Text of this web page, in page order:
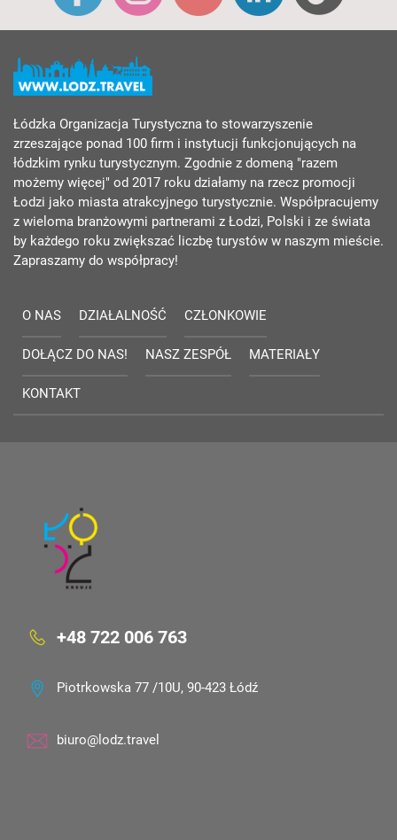
Łódzka Organizacja Turystyczna to stowarzyszenie
zrzeszające ponad 100 firm i instytucji funkcjonujących na
łódzkim rynku turystycznym. Zgodnie z domeną "razem
możemy więcej" od 2017 roku działamy na rzecz promocji
Łodzi jako miasta atrakcyjnego turystycznie. Współpracujemy
z wieloma branżowymi partnerami z Łodzi, Polski i ze świata
by każdego roku zwiększać liczbę turystów w naszym mieście.
Zapraszamy do współpracy!
O NAS DZIAŁALNOŚĆ CZŁONKOWIE
DOŁĄCZ DO NAS! NASZ ZESPÓŁ MATERIAŁY
KONTAKT
+48 722 006 763
Piotrkowska 77 /10U, 90-423 Łódź
biuro@lodz.travel